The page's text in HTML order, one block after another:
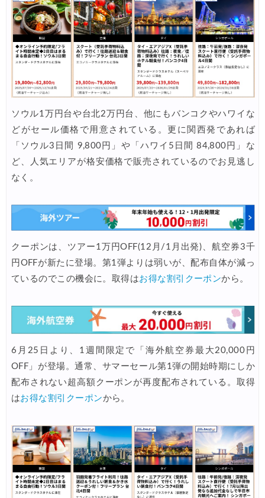
05/13 HIS) 海外航空券タイムセール
05/12 Trip.com) 航空券+ホテル 最大5,000円OFFクーポン
05/12 Trip.com) ホテル 最大3,000円OFFクーポン
Trip.com) 海外航空券 最大3,000円OFFクーポン
05/11 エアトリ) 航空券+ホテル 最大30,000円OFFクーポン
05/11 エアトリ) 海外ホテル 最大30,000円OFFクーポン
05/11 エアトリ) 海外航空券 最大10,000円OFFクーポン
05/10 楽天トラベル) 海外ツアー 最大30,000円OFFクーポン
05/08 HIS) 海外航空券 2,000円OFFクーポン
05/08 楽天トラベル) 海外ツアー 最大50,000円OFFクーポン
05/07 JTB) 海外ツアータイムセール
Trip.com) 航空券+ホテル 最大10,000円OFFクーポン
05/04 HIS) JAL/ANA限定 最大15,000円OFFセール
HIS) 海外航空券 2,000円OFFクーポン
05/01 HIS) 海外ツアー(関西発) 最大50,000円OFFクーポン
05/01 HIS) 海外航空券(関西発東アジア) 2,000円OFFクーポン
05/01 エアトリ) 海外航空券(60日前) 1,000円OFFクーポン
05/01 楽天トラベル) 海外ツアー 最大50,000円OFFクーポン
楽天トラベル) 海外ホテル ポイント最大35%還元
05/01 Trip.com) 海外ホテル2%OFFクーポン TRIP1
ソウル1万円台や台北2万円台、他にもバンコクやハワイな
どがセール価格で用意されている。更に関西発であれば
「ソウル3日間 9,800円」や「ハワイ5日間 84,800円」な
ど、人気エリアが格安価格で販売されているのでお見逃し
なく。
クーポンは、ツアー1万円OFF(12月/1月出発)、航空券3千
円OFFが新たに登場。第1弾よりは弱いが、配布自体が減っ
ているのでこの機会に。取得はお得な割引クーポンから。
6月25日より、1週間限定で「海外航空券最大20,000円
OFF」が登場。通常、サマーセール第1弾の開始時期にしか
配布されない超高額クーポンが再度配布されている。取得
はお得な割引クーポンから。